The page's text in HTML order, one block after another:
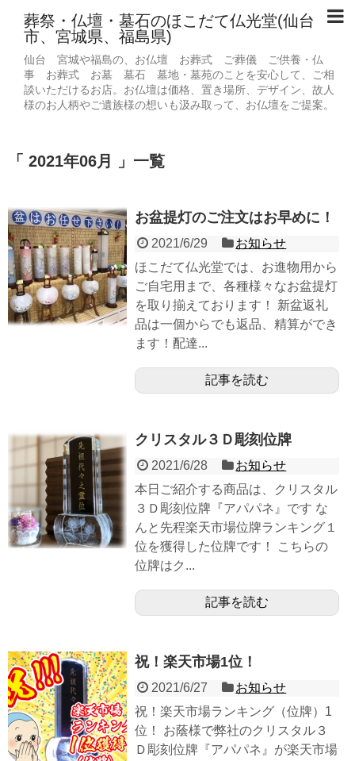
葬祭・仏壇・墓石のほこだて仏光堂(仙台
市、宮城県、福島県)
仙台 宮城や福島の、お仏壇 お葬式 ご葬儀 ご供養・仏
事 お葬式 お墓 墓石 墓地・墓苑のことを安心して、ご相
談いただけるお店。お仏壇は価格、置き場所、デザイン、故人
様のお人柄やご遺族様の想いも汲み取って、お仏壇をご提案。
2021年06月 一覧
お盆提灯のご注文はお早めに！
2021/6/29
お知らせ
ほこだて仏光堂では、お進物用から
ご自宅用まで、各種様々なお盆提灯
を取り揃えております！ 新盆返礼
品は一個からでも返品、精算ができ
ます！配達...
記事を読む
クリスタル３Ｄ彫刻位牌
2021/6/28
お知らせ
本日ご紹介する商品は、クリスタル
３Ｄ彫刻位牌『アパパネ』です な
んと先程楽天市場位牌ランキング１
位を獲得した位牌です！ こちらの
位牌はク...
記事を読む
祝！楽天市場1位！
2021/6/27
お知らせ
祝！楽天市場ランキング（位牌）1
位！ お蔭様で弊社のクリスタル３
Ｄ彫刻位牌『アパパネ』が楽天市場